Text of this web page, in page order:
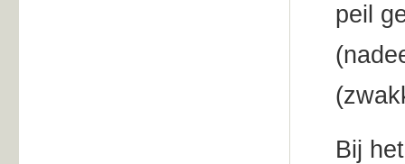
peil
Bij